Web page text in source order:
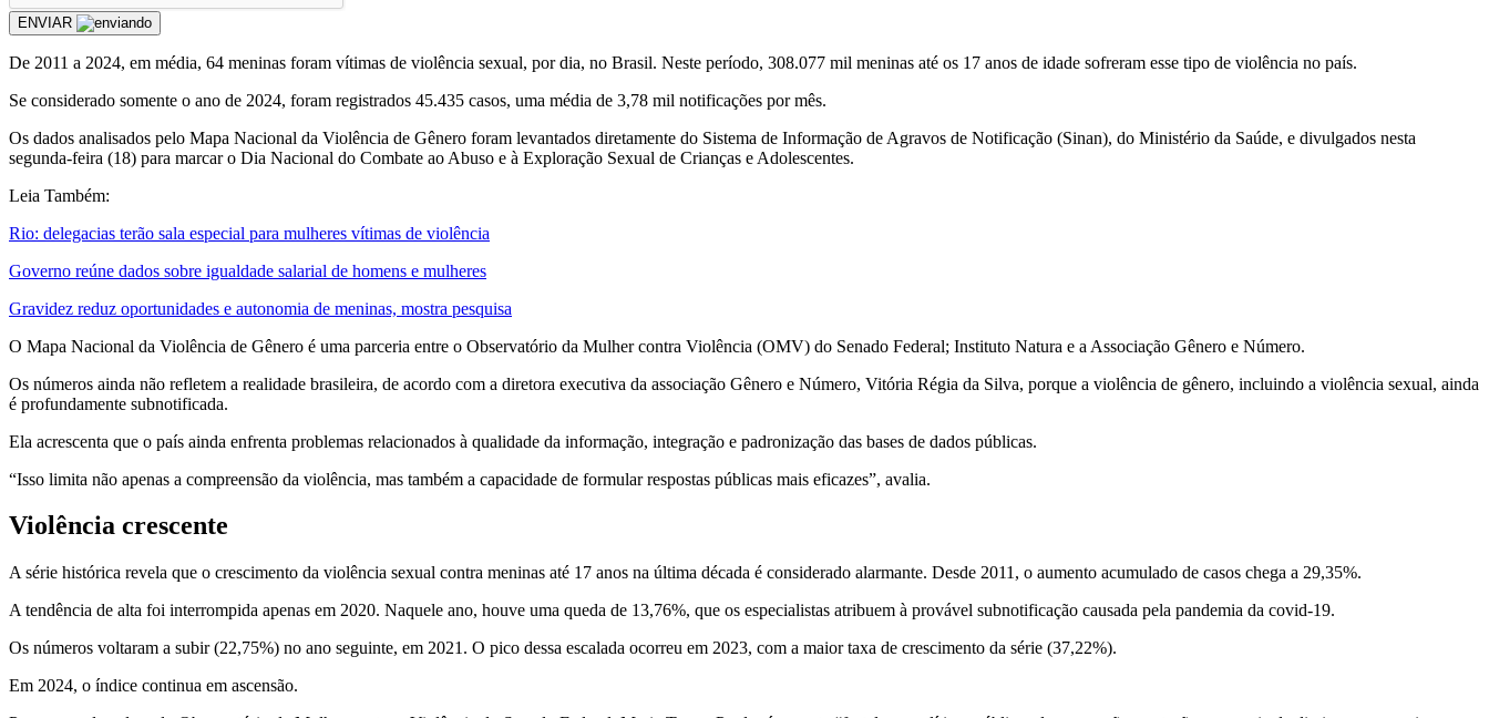
ENVIAR
De 2011 a 2024, em média, 64 meninas foram vítimas de violência sexual, por dia, no Brasil. Neste período, 308.077 mil meninas até os 17 anos de idade sofreram esse tipo de violência no país.
Se considerado somente o ano de 2024, foram registrados 45.435 casos, uma média de 3,78 mil notificações por mês.
Os dados analisados pelo Mapa Nacional da Violência de Gênero foram levantados diretamente do Sistema de Informação de Agravos de Notificação (Sinan), do Ministério da Saúde, e divulgados nesta
segunda-feira (18) para marcar o Dia Nacional do Combate ao Abuso e à Exploração Sexual de Crianças e Adolescentes.
Leia Também:
Rio: delegacias terão sala especial para mulheres vítimas de violência
Governo reúne dados sobre igualdade salarial de homens e mulheres
Gravidez reduz oportunidades e autonomia de meninas, mostra pesquisa
O Mapa Nacional da Violência de Gênero é uma parceria entre o Observatório da Mulher contra Violência (OMV) do Senado Federal; Instituto Natura e a Associação Gênero e Número.
Os números ainda não refletem a realidade brasileira, de acordo com a diretora executiva da associação Gênero e Número, Vitória Régia da Silva, porque a violência de gênero, incluindo a violência sexual, ainda
é profundamente subnotificada.
Ela acrescenta que o país ainda enfrenta problemas relacionados à qualidade da informação, integração e padronização das bases de dados públicas.
“Isso limita não apenas a compreensão da violência, mas também a capacidade de formular respostas públicas mais eficazes”, avalia.
Violência crescente
A série histórica revela que o crescimento da violência sexual contra meninas até 17 anos na última década é considerado alarmante. Desde 2011, o aumento acumulado de casos chega a 29,35%.
A tendência de alta foi interrompida apenas em 2020. Naquele ano, houve uma queda de 13,76%, que os especialistas atribuem à provável subnotificação causada pela pandemia da covid-19.
Os números voltaram a subir (22,75%) no ano seguinte, em 2021. O pico dessa escalada ocorreu em 2023, com a maior taxa de crescimento da série (37,22%).
Em 2024, o índice continua em ascensão.